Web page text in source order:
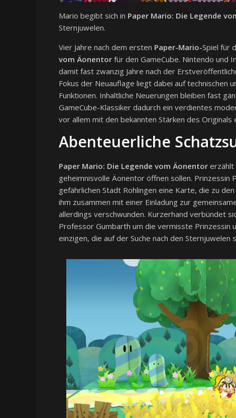
Mario begibt sich in Paper Mario: Die Legende
Sternjuwelen.
Vier Jahre nach dem ersten Paper-Mario-Spiel für
vom Äonentor für den GameCube. Nintendo und
damit fast zwanzig Jahre nach der
Fokus der Neuauflage liegt dabei auf technischen
Funktionen. Inhaltliche Neuerungen bleiben fast
GameCube-Klassiker dadurch ein verdientes
vor allem mit den bekannten Stärken des Originals
Abenteuerliche
Paper Mario: Die Legende vom Äonentor erzählt
geheimnisvolle Äonentor öffnen sollen. Prinzessin
gefährlichen Stadt Rohlingen eine Karte, die zu
ihm zusammen mit einer Einladung zur
allerdings verschwunden. Kurzerhand verbündet
Professor Gumbarth um die vermisste Prinzessin
einzigen, die auf der Suche nach den Sternjuwelen